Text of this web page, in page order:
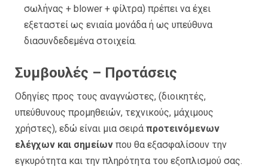
σωλήνας + blower + φίλτρα) πρέπει να έχει
εξεταστεί ως ενιαία μονάδα ή ως υπεύθυνα
διασυνδεδεμένα στοιχεία.
Συμβουλές – Προτάσεις
Οδηγίες προς τους αναγνώστες, (διοικητές,
υπεύθυνους προμηθειών, τεχνικούς, μάχιμους
χρήστες), εδώ είναι μια σειρά προτεινόμενων
ελέγχων και σημείων που θα εξασφαλίσουν την
εγκυρότητα και την πληρότητα του εξοπλισμού σας.